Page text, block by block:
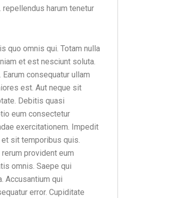
harum tenetur
quo omnis qui. Totam nulla
et est nesciunt soluta.
consequatur ullam
est. Aut neque sit
Debitis quasi
eum consectetur
exercitationem. Impedit
sit temporibus quis.
provident eum
omnis. Saepe qui
Accusantium qui
error. Cupiditate